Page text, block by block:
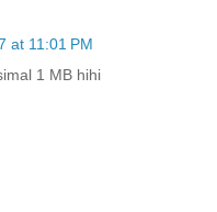
at 11:01 PM
1 MB hihi